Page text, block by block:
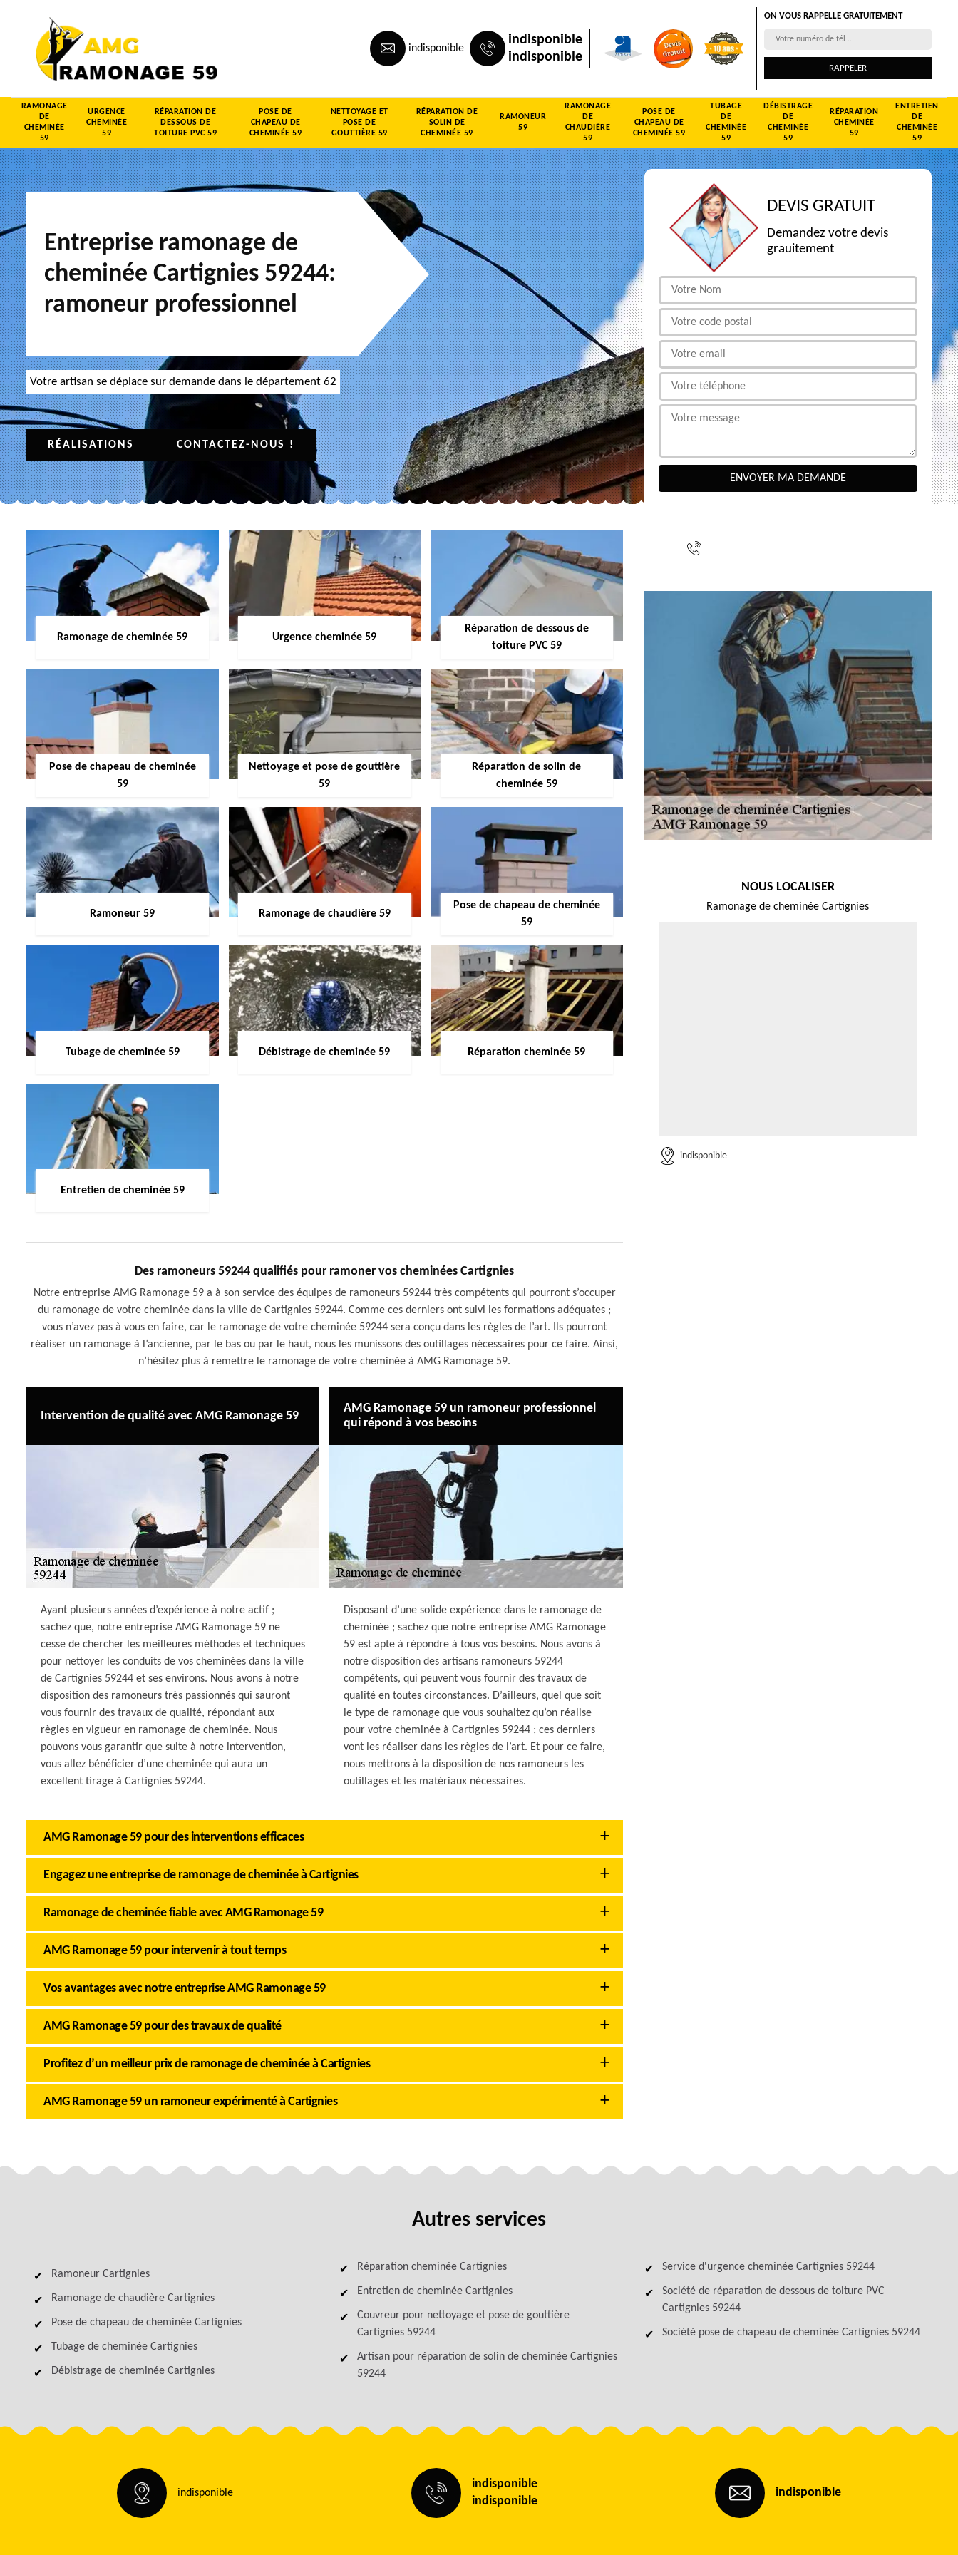
indisponible
indisponible
indisponible
ON VOUS RAPPELLE GRATUITEMENT
RAMONAGE
DE
CHEMINÉE
59
URGENCE
CHEMINÉE
59
RÉPARATION DE
DESSOUS DE
TOITURE PVC 59
POSE DE
CHAPEAU DE
CHEMINÉE 59
NETTOYAGE ET
POSE DE
GOUTTIÈRE 59
RÉPARATION DE
SOLIN DE
CHEMINÉE 59
RAMONEUR
59
RAMONAGE
DE
CHAUDIÈRE
59
POSE DE
CHAPEAU DE
CHEMINÉE 59
TUBAGE
DE
CHEMINÉE
59
DÉBISTRAGE
DE
CHEMINÉE
59
RÉPARATION
CHEMINÉE
59
ENTRETIEN
DE
CHEMINÉE
59
Entreprise ramonage de
cheminée Cartignies 59244:
ramoneur professionnel
Votre artisan se déplace sur demande dans le département 62
RÉALISATIONS CONTACTEZ-NOUS !
Ramonage de cheminée 59 Urgence cheminée 59
Réparation de dessous de
toiture PVC 59
Pose de chapeau de cheminée
59
Nettoyage et pose de gouttière
59
Réparation de solin de
cheminée 59
Ramoneur 59 Ramonage de chaudière 59
Pose de chapeau de cheminée
59
Tubage de cheminée 59 Débistrage de cheminée 59 Réparation cheminée 59
Entretien de cheminée 59
Des ramoneurs 59244 qualifiés pour ramoner vos cheminées Cartignies
Notre entreprise AMG Ramonage 59 a à son service des équipes de ramoneurs 59244 très compétents qui pourront s’occuper
du ramonage de votre cheminée dans la ville de Cartignies 59244. Comme ces derniers ont suivi les formations adéquates ;
vous n’avez pas à vous en faire, car le ramonage de votre cheminée 59244 sera conçu dans les règles de l’art. Ils pourront
réaliser un ramonage à l’ancienne, par le bas ou par le haut, nous les munissons des outillages nécessaires pour ce faire. Ainsi,
n’hésitez plus à remettre le ramonage de votre cheminée à AMG Ramonage 59.
Intervention de qualité avec AMG Ramonage 59
Ayant plusieurs années d’expérience à notre actif ;
sachez que, notre entreprise AMG Ramonage 59 ne
cesse de chercher les meilleures méthodes et techniques
pour nettoyer les conduits de vos cheminées dans la ville
de Cartignies 59244 et ses environs. Nous avons à notre
disposition des ramoneurs très passionnés qui sauront
vous fournir des travaux de qualité, répondant aux
règles en vigueur en ramonage de cheminée. Nous
pouvons vous garantir que suite à notre intervention,
vous allez bénéficier d’une cheminée qui aura un
excellent tirage à Cartignies 59244.
AMG Ramonage 59 un ramoneur professionnel
qui répond à vos besoins
Disposant d’une solide expérience dans le ramonage de
cheminée ; sachez que notre entreprise AMG Ramonage
59 est apte à répondre à tous vos besoins. Nous avons à
notre disposition des artisans ramoneurs 59244
compétents, qui peuvent vous fournir des travaux de
qualité en toutes circonstances. D’ailleurs, quel que soit
le type de ramonage que vous souhaitez qu’on réalise
pour votre cheminée à Cartignies 59244 ; ces derniers
vont les réaliser dans les règles de l’art. Et pour ce faire,
nous mettrons à la disposition de nos ramoneurs les
outillages et les matériaux nécessaires.
AMG Ramonage 59 pour des interventions efficaces
Engagez une entreprise de ramonage de cheminée à Cartignies
Ramonage de cheminée fiable avec AMG Ramonage 59
AMG Ramonage 59 pour intervenir à tout temps
Vos avantages avec notre entreprise AMG Ramonage 59
AMG Ramonage 59 pour des travaux de qualité
Profitez d’un meilleur prix de ramonage de cheminée à Cartignies
AMG Ramonage 59 un ramoneur expérimenté à Cartignies
DEVIS GRATUIT
Demandez votre devis
grauitement
NOUS LOCALISER
Ramonage de cheminée Cartignies
indisponible
Autres services
Ramoneur Cartignies
Ramonage de chaudière Cartignies
Pose de chapeau de cheminée Cartignies
Tubage de cheminée Cartignies
Débistrage de cheminée Cartignies
Réparation cheminée Cartignies
Entretien de cheminée Cartignies
Couvreur pour nettoyage et pose de gouttière
Cartignies 59244
Artisan pour réparation de solin de cheminée Cartignies
59244
Service d'urgence cheminée Cartignies 59244
Société de réparation de dessous de toiture PVC
Cartignies 59244
Société pose de chapeau de cheminée Cartignies 59244
indisponible
indisponible
indisponible
indisponible